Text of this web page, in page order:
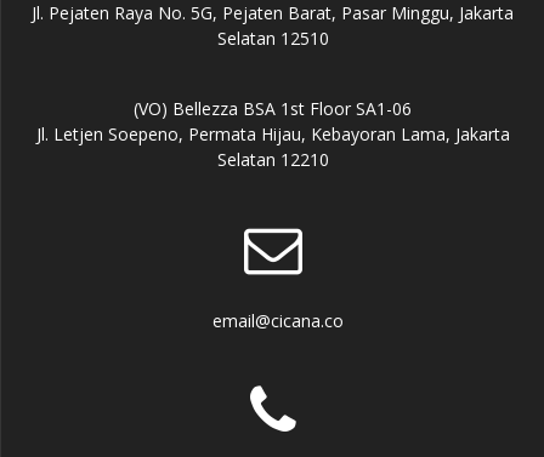
Jl. Pejaten Raya No. 5G, Pejaten Barat, Pasar Minggu, Jakarta
Selatan 12510
(VO) Bellezza BSA 1st Floor SA1-06
Jl. Letjen Soepeno, Permata Hijau, Kebayoran Lama, Jakarta
Selatan 12210
email@cicana.co